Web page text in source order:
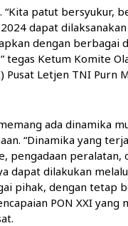
“Kita patut bersyukur,
dapat
dengan berbagai
tegas Ketum Komite
Pusat Letjen TNI Purn
ada dinamika
“Dinamika yang
pengadaan peralatan,
dapat dilakukan
pihak, dengan tetap
PON XXI yang